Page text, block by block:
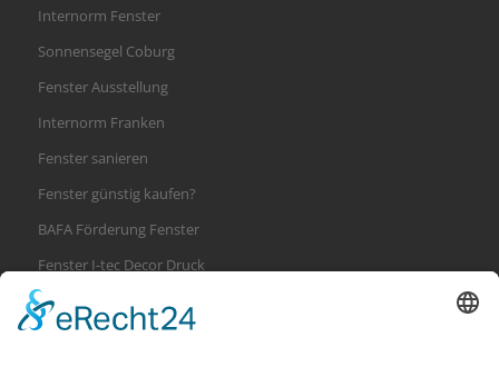
Internorm Fenster
Sonnensegel Coburg
Fenster Ausstellung
Internorm Franken
Fenster sanieren
Fenster günstig kaufen?
BAFA Förderung Fenster
Fenster I-tec Decor Druck
Internorm i-tec secure Verriegelung